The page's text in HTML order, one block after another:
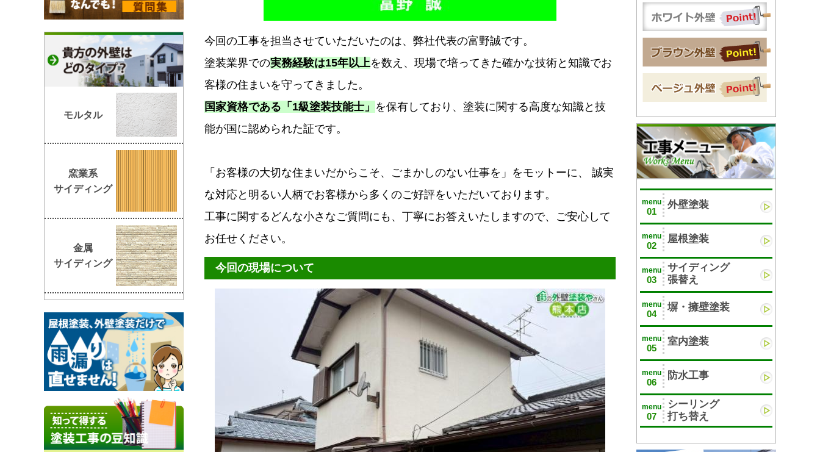
今回の工事を担当させていただいたのは、弊社代表の富野誠です。
塗装業界での実務経験は15年以上を数え、現場で培ってきた確かな技術と知識でお
客様の住まいを守ってきました。
国家資格である「1級塗装技能士」 を保有しており、塗装に関する高度な知識と技
能が国に認められた証です。
「お客様の大切な住まいだからこそ、ごまかしのない仕事を」をモットーに、 誠実
な対応と明るい人柄でお客様から多くのご好評をいただいております。
工事に関するどんな小さなご質問にも、丁寧にお答えいたしますので、ご安心して
お任せください。
今回の現場について
menu
01
外壁塗装
menu
02
屋根塗装
menu
03
サイディング
張替え
menu
04
塀・擁壁塗装
menu
05
室内塗装
menu
06
防水工事
menu
07
シーリング
打ち替え
モルタル
窯業系
サイディング
金属
サイディング